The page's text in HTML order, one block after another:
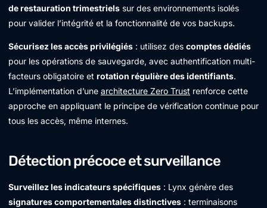
de restauration trimestriels sur des environnements isolés
pour valider l’intégrité et la fonctionnalité de vos backups.
Sécurisez les accès privilégiés : utilisez des comptes dédiés
pour les opérations de sauvegarde, avec authentification multi-
facteurs obligatoire et rotation régulière des identifiants.
L’implémentation d’une architecture Zero Trust renforce cette
approche en appliquant le principe de vérification continue pour
tous les accès, même internes.
Détection précoce et surveillance
Surveillez les indicateurs spécifiques : Lynx génère des
signatures comportementales distinctives : terminaisons